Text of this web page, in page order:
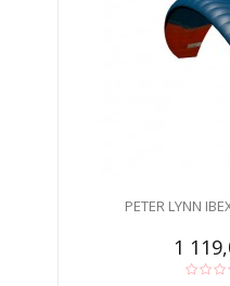
PETER LYNN
1